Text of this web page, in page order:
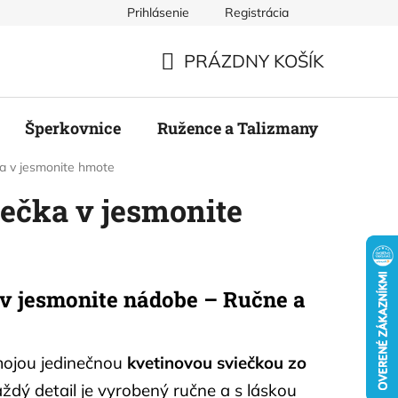
Podmienky ochrany osobných údajov
Prihlásenie Registrácia
KOŠÍK
PRÁZDNY KOŠÍK
Šperkovnice Ružence a Talizmany
v jesmonite hmote
v jesmonite
jesmonite nádobe – Ručne a
jedinečnou kvetinovou sviečkou zo
detail je vyrobený ručne a s láskou